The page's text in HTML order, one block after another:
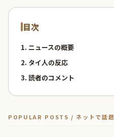
目次
1. ニュースの概要
2. タイ人の反応
3. 読者のコメント
POPULAR POSTS / ネットで話